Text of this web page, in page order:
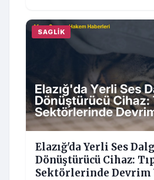
SAGLIK
Elazığ'da Yerli Ses
Dönüştürücü Cihaz:
Sektörlerinde Devrim